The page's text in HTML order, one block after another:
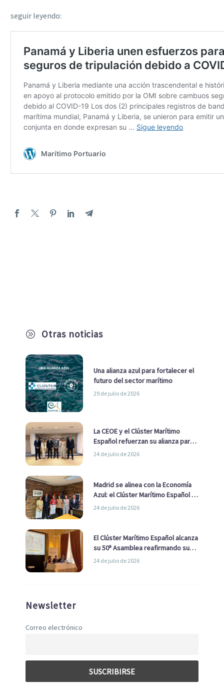
A Otras noticias
Una alianza azul para fortalecer el
futuro del sector marítimo
29 de julio de 2026
La CEOE y el Clúster Marítimo
Español refuerzan su alianza para
impulsar una estrategia Nacional
24 de julio de 2026
Madrid se alinea con la Economía
Azul: el Clúster Marítimo Español y
la Real Liga Naval avanzan alianzas
24 de julio de 2026
El Clúster Marítimo Español alcanza
su 50ª Asamblea reafirmando su
liderazgo en la Economía Azul
24 de julio de 2026
Newsletter
Correo electrónico
seguir leyendo: